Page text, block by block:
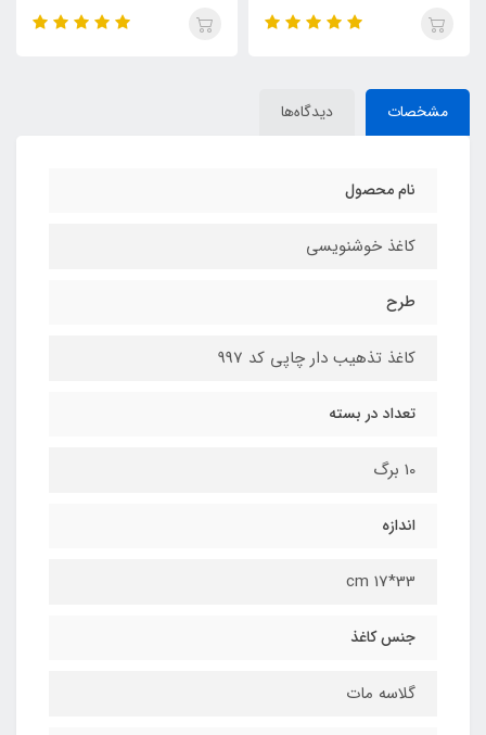
مشخصات دیدگاه‌ها
نام محصول
کاغذ خوشنویسی
طرح
کاغذ تذهیب دار چاپی کد 997
تعداد در بسته
10 برگ
اندازه
33*17 cm
جنس کاغذ
گلاسه مات